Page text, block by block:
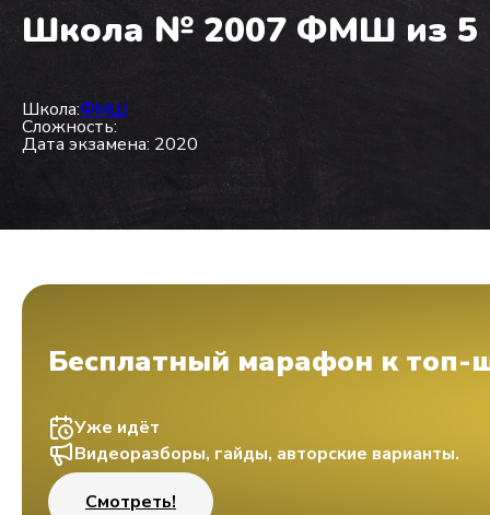
Школа № 2007 ФМШ из 5 в
Школа:ФМШ
Сложность:
Дата экзамена: 2020
Бесплатный марафон к топ-
Уже идёт
Видеоразборы, гайды, авторские варианты.
Смотреть!